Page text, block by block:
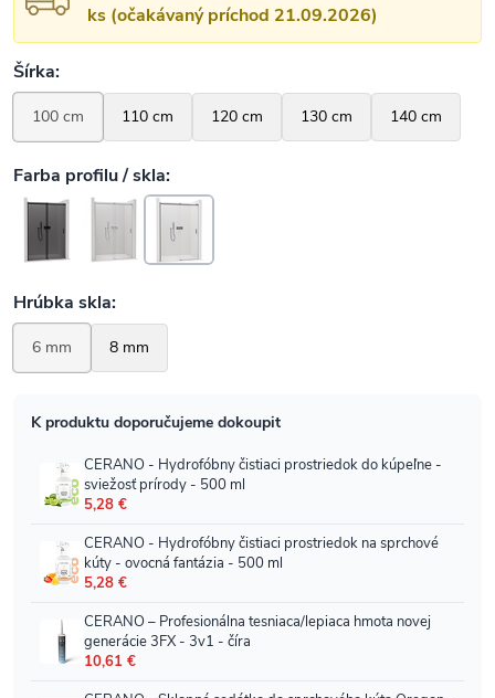
ks (očakávaný príchod 21.09.2026)